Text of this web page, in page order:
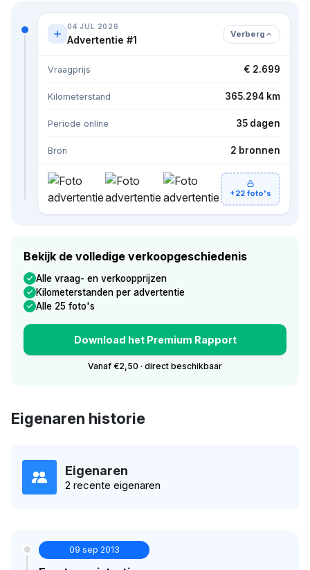
04 JUL 2026
Advertentie #1 Verberg
Vraagprijs € 2.699
Kilometerstand 365.294 km
Periode online 35 dagen
Bron 2 bronnen
+22 foto's
Bekijk de volledige verkoopgeschiedenis
Alle vraag- en verkoopprijzen
Kilometerstanden per advertentie
Alle 25 foto's
Download het Premium Rapport
Vanaf €2,50 · direct beschikbaar
Eigenaren historie
Eigenaren
2 recente eigenaren
09 sep 2013